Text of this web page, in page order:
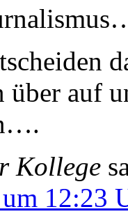
auf
Kollege
12:23